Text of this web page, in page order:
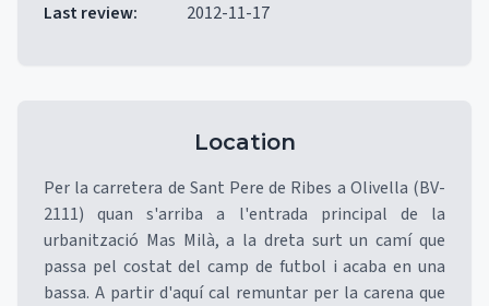
Last review: 2012-11-17
Location
Per la carretera de Sant Pere de Ribes a Olivella (BV-
2111) quan s'arriba a l'entrada principal de la
urbanització Mas Milà, a la dreta surt un camí que
passa pel costat del camp de futbol i acaba en una
bassa. A partir d'aquí cal remuntar per la carena que